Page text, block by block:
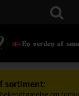
sortiment: